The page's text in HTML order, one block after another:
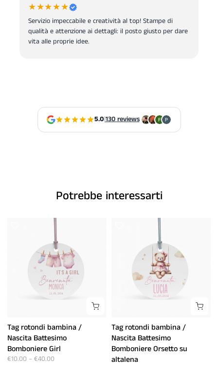
★★★★★
Servizio impeccabile e creatività al top! Stampe di
qualità e attenzione ai dettagli: il posto giusto per dare
vita alle proprie idee.
5.0|130 reviews
Potrebbe interessarti
Tag rotondi bambina /
Nascita Battesimo
Bomboniere Girl
€10.00 – €40.00
Tag rotondi bambina /
Nascita Battesimo
Bomboniere Orsetto su
altalena